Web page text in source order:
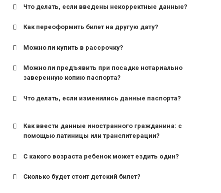
Что делать, если введены некорректные данные?
Как переоформить билет на другую дату?
Можно ли купить в рассрочку?
Можно ли предъявить при посадке нотариально
заверенную копию паспорта?
Что делать, если изменились данные паспорта?
Как ввести данные иностранного гражданина: с
помощью латиницы или транслитерации?
С какого возраста ребенок может ездить один?
Сколько будет стоит детский билет?